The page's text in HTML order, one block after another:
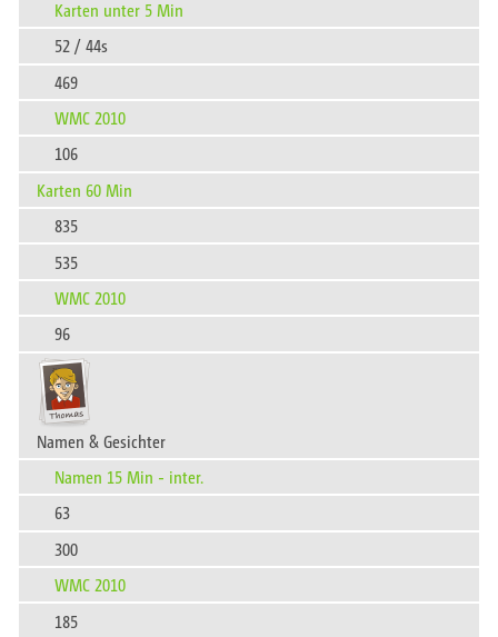
Karten unter 5 Min
52 / 44s
469
WMC 2010
106
Karten 60 Min
835
535
WMC 2010
96
Namen & Gesichter
Namen 15 Min - inter.
63
300
WMC 2010
185